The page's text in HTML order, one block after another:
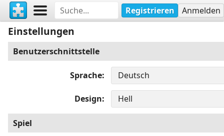
Registrieren Anmelden
Einstellungen
Benutzerschnittstelle
Sprache
Design
Spiel